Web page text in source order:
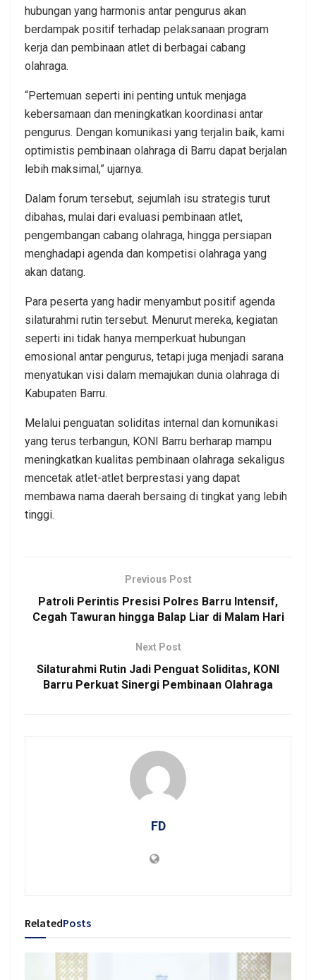
hubungan yang harmonis antar pengurus akan
berdampak positif terhadap pelaksanaan program
kerja dan pembinaan atlet di berbagai cabang
olahraga.
“Pertemuan seperti ini penting untuk menjaga
kebersamaan dan meningkatkan koordinasi antar
pengurus. Dengan komunikasi yang terjalin baik, kami
optimistis pembinaan olahraga di Barru dapat berjalan
lebih maksimal,” ujarnya.
Dalam forum tersebut, sejumlah isu strategis turut
dibahas, mulai dari evaluasi pembinaan atlet,
pengembangan cabang olahraga, hingga persiapan
menghadapi agenda dan kompetisi olahraga yang
akan datang.
Para peserta yang hadir menyambut positif agenda
silaturahmi rutin tersebut. Menurut mereka, kegiatan
seperti ini tidak hanya memperkuat hubungan
emosional antar pengurus, tetapi juga menjadi sarana
menyatukan visi dalam memajukan dunia olahraga di
Kabupaten Barru.
Melalui penguatan soliditas internal dan komunikasi
yang terus terbangun, KONI Barru berharap mampu
meningkatkan kualitas pembinaan olahraga sekaligus
mencetak atlet-atlet berprestasi yang dapat
membawa nama daerah bersaing di tingkat yang lebih
tinggi.
Previous Post
Patroli Perintis Presisi Polres Barru Intensif,
Cegah Tawuran hingga Balap Liar di Malam Hari
Next Post
Silaturahmi Rutin Jadi Penguat Soliditas, KONI
Barru Perkuat Sinergi Pembinaan Olahraga
FD
RelatedPosts